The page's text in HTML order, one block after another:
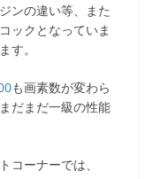
ンの違い等、また
ックとなっていま
す。
も画素数が変わら
だまだ一級の性能
コーナーでは、